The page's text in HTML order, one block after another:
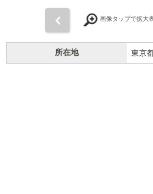
画像タップで拡大
所在地 東京